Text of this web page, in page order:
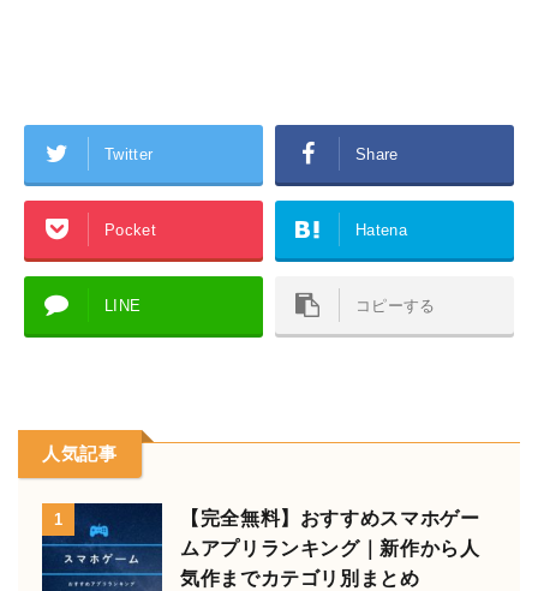
Twitter Share
Pocket Hatena
LINE コピーする
人気記事
1
【完全無料】おすすめスマホゲー
ムアプリランキング｜新作から人
気作までカテゴリ別まとめ